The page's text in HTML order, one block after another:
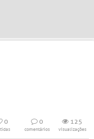
0
0
comentários
125
visualizações